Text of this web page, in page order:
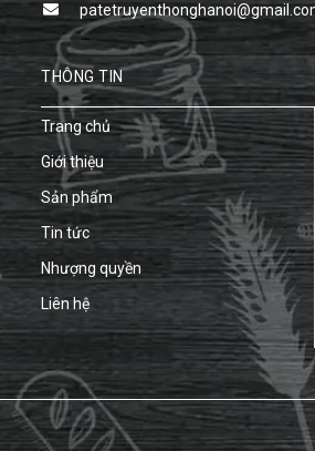
THÔNG TIN
Trang chủ
Giới thiệu
Sản phẩm
Tin tức
Nhượng quyền
Liên hệ